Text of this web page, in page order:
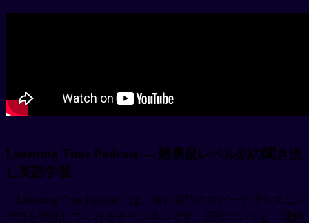
Listening Time Podcast — 難易度レベル別の聞き流
し英語学習
「Listening Time Podcast」は、短い英語のスピーチでリスニン
グ力を強化してくれるチャンネルです。正確にいうと「理解